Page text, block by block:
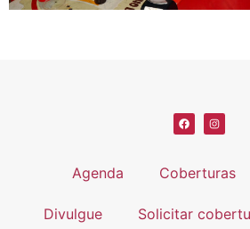
Agenda Coberturas
Divulgue Solicitar